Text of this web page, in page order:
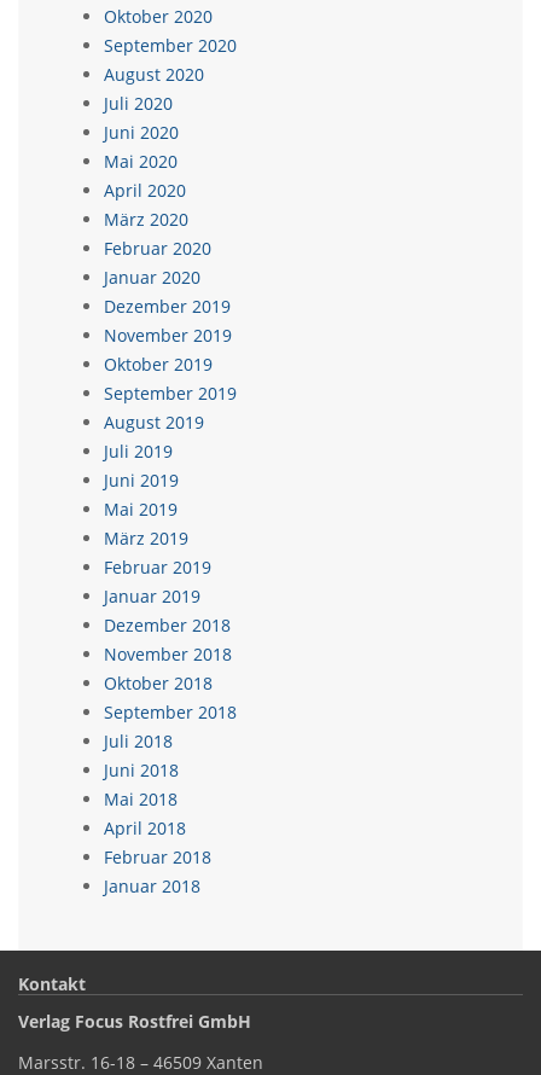
Oktober 2020
September 2020
August 2020
Juli 2020
Juni 2020
Mai 2020
April 2020
März 2020
Februar 2020
Januar 2020
Dezember 2019
November 2019
Oktober 2019
September 2019
August 2019
Juli 2019
Juni 2019
Mai 2019
März 2019
Februar 2019
Januar 2019
Dezember 2018
November 2018
Oktober 2018
September 2018
Juli 2018
Juni 2018
Mai 2018
April 2018
Februar 2018
Januar 2018
Kontakt
Verlag Focus Rostfrei GmbH
Marsstr. 16-18 – 46509 Xanten